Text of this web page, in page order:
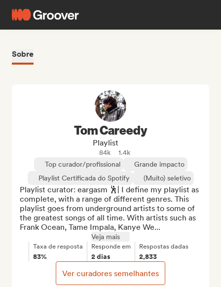
Sobre
Tom Careedy
Playlist
84k
1.4k
Top curador/profissional
Grande impacto
Playlist Certificada do Spotify
(Muito) seletivo
Playlist curator: eargasm 🕺| I define my playlist as
complete, with a range of different genres. This
playlist goes from underground artists to some of
the greatest songs of all time. With artists such as
Frank Ocean, Tame Impala, Kanye We...
Veja mais
Taxa de resposta
83%
Responde em
2 dias
Respostas dadas
2,833
Ver curadores semelhantes